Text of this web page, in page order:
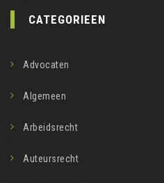
CATEGORIEEN
Advocaten
Algemeen
Arbeidsrecht
Auteursrecht